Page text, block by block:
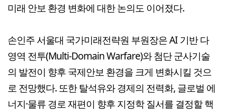
미래 안보 환경 변화에 대한 논의도 이어졌다.
손인주 서울대 국가미래전략원 부원장은 AI 기반 다
영역 전투(Multi-Domain Warfare)와 첨단 군사기술
의 발전이 향후 국제안보 환경을 크게 변화시킬 것으
로 전망했다. 또한 탈석유와 경제의 전력화, 글로벌 에
너지·물류 경로 재편이 향후 지정학 질서를 결정할 핵